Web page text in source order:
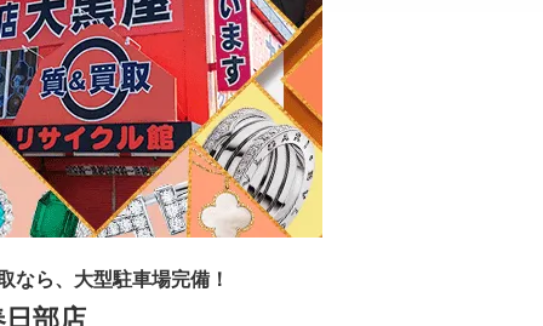
なら、大型駐車場完備！
部店